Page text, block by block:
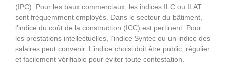
(IPC). Pour les baux commerciaux, les indices ILC ou ILAT
sont fréquemment employés. Dans le secteur du bâtiment,
l’indice du coût de la construction (ICC) est pertinent. Pour
les prestations intellectuelles, l’indice Syntec ou un indice des
salaires peut convenir. L’indice choisi doit être public, régulier
et facilement vérifiable pour éviter toute contestation.